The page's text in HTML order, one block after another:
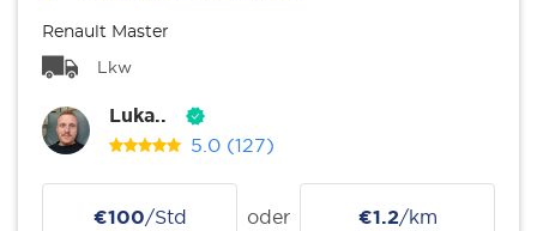
Renault Master
Lkw
Luka..
5.0 (127)
€100/Std oder €1.2/km